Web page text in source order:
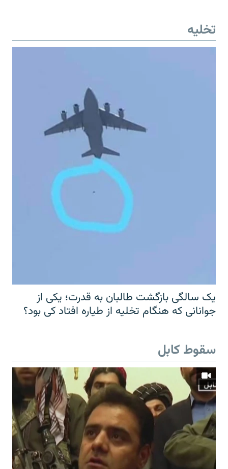
تخلیه
یک سالگی بازگشت طالبان به قدرت؛ یکی از
جوانانی که هنگام تخلیه از طیاره افتاد کی بود؟
سقوط کابل